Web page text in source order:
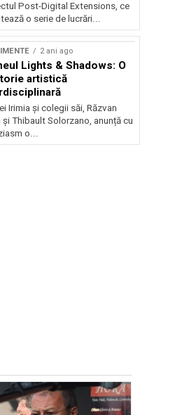
Post-Digital Extensions, ce
o serie de lucrări...
2 ani ago
Lights & Shadows: O
artistică
Irimia și colegii săi, Răzvan
și Thibault Solorzano, anunță cu
o...